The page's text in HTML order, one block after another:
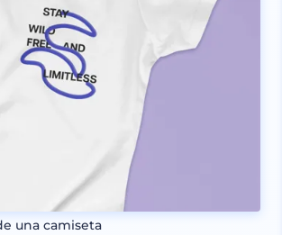
una camiseta